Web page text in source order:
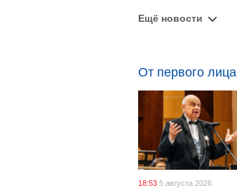
Ещё новости
От первого лица
18:53 5 августа 2026